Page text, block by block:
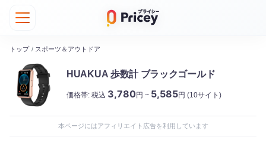
トップ / スポーツ＆アウトドア
HUAKUA 歩数計 ブラックゴールド
価格帯: 税込 3,780円 ~ 5,585円 (10サイト)
本ページにはアフィリエイト広告を利用しています